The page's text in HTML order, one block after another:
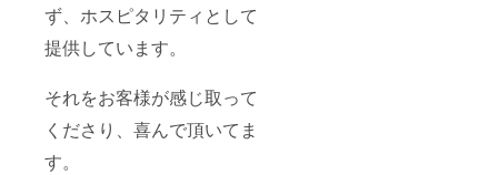
ず、ホスピタリティとして
提供しています。
それをお客様が感じ取って
くださり、喜んで頂いてま
す。